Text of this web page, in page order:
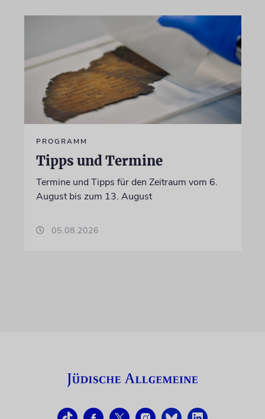
PROGRAMM
Tipps und Termine
Termine und Tipps für den Zeitraum vom 6.
August bis zum 13. August
05.08.2026